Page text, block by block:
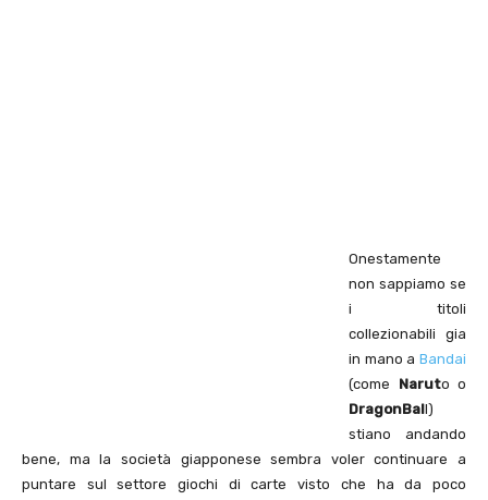
Onestamente
non sappiamo se
i titoli
collezionabili gia
in mano a Bandai
(come Naruto o
DragonBall)
stiano andando
bene, ma la società giapponese sembra voler continuare a
puntare sul settore giochi di carte visto che ha da poco